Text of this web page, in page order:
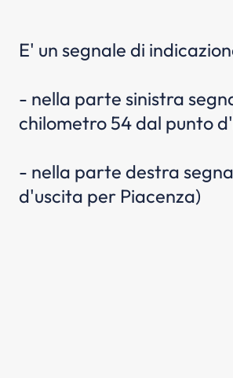
E' un segnale di
- nella parte sinistra
chilometro 54 dal punto
- nella parte destra
d'uscita per Piacenza)